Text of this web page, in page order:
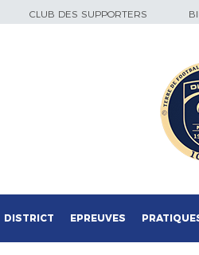
CLUB DES SUPPORTERS
DISTRICT EPREUVES